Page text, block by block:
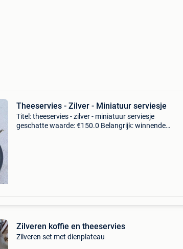
Theeservies - Zilver - Miniatuur serviesje
Titel: theeservies - zilver - miniatuur serviesje
geschatte waarde: €150.0 Belangrijk: winnende
Zilveren koffie en theeservies
Zilveren set met dienplateau